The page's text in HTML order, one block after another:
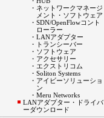
・ ネットワークマネージ
メント・ソフトウェア
・ SDN/OpenFlowコント
ローラー
・ LANアダプター
・
トランシーバー
・ ソフトウェア
・ アクセサリー
・ エクストリコム
・ Soliton Systems
・ アイビーソリューショ
ン
・ Meru Networks
LANアダプター・ドライバ
ーダウンロード